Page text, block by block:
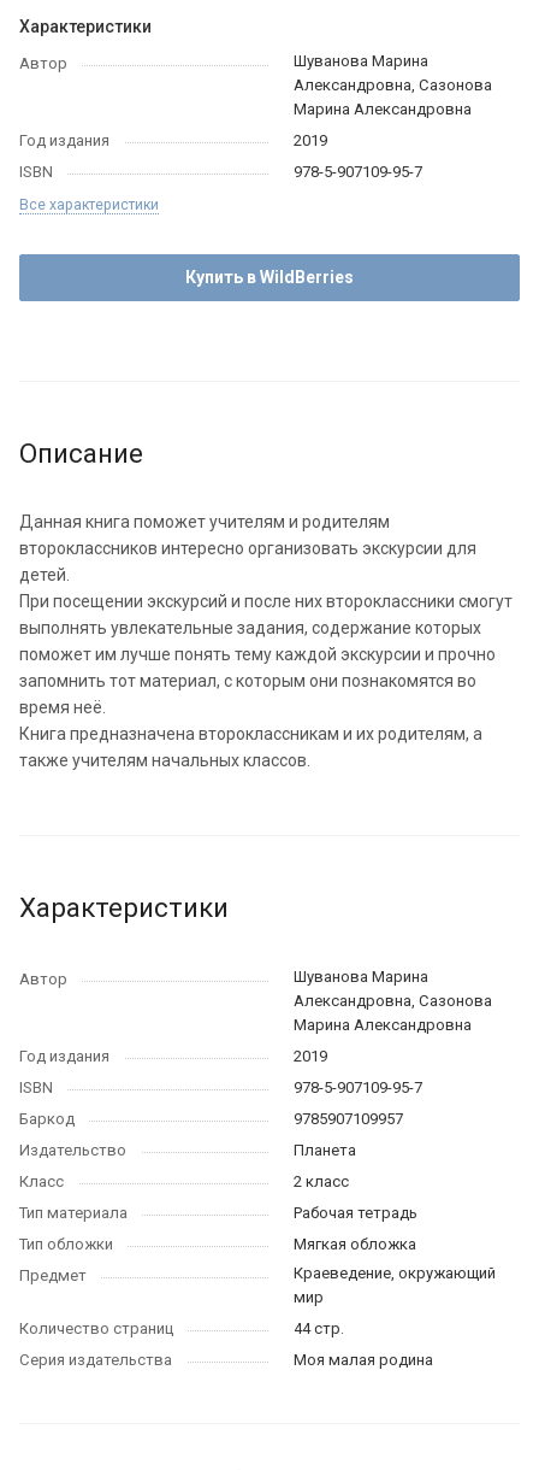
Характеристики
Автор
Шуванова Марина
Александровна, Сазонова
Марина Александровна
Год издания
2019
ISBN
978-5-907109-95-7
Все характеристики
Купить в WildBerries
Описание
Данная книга поможет учителям и родителям
второклассников интересно организовать экскурсии для
детей.
При посещении экскурсий и после них второклассники смогут
выполнять увлекательные задания, содержание которых
поможет им лучше понять тему каждой экскурсии и прочно
запомнить тот материал, с которым они познакомятся во
время неё.
Книга предназначена второклассникам и их родителям, а
также учителям начальных классов.
Характеристики
Автор
Шуванова Марина
Александровна, Сазонова
Марина Александровна
Год издания
2019
ISBN
978-5-907109-95-7
Баркод
9785907109957
Издательство
Планета
Класс
2 класс
Тип материала
Рабочая тетрадь
Тип обложки
Мягкая обложка
Предмет
Краеведение, окружающий
мир
Количество страниц
44 стр.
Серия издательства
Моя малая родина